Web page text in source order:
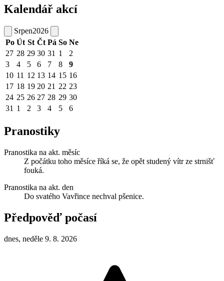
Kalendář akcí
Srpen2026
Po Út St Čt Pá So Ne
27 28 29 30 31 1
2
3
4 5 6 7 8
9
10 11 12 13 14 15 16
17 18 19 20 21 22 23
24 25 26 27 28 29 30
31 1 2 3 4 5 6
Pranostiky
Pranostika na akt. měsíc
Z počátku toho měsíce říká se, že opět studený vítr ze strnišť
fouká.
Pranostika na akt. den
Do svatého Vavřince nechval pšenice.
Předpověď počasí
dnes, neděle 9. 8. 2026